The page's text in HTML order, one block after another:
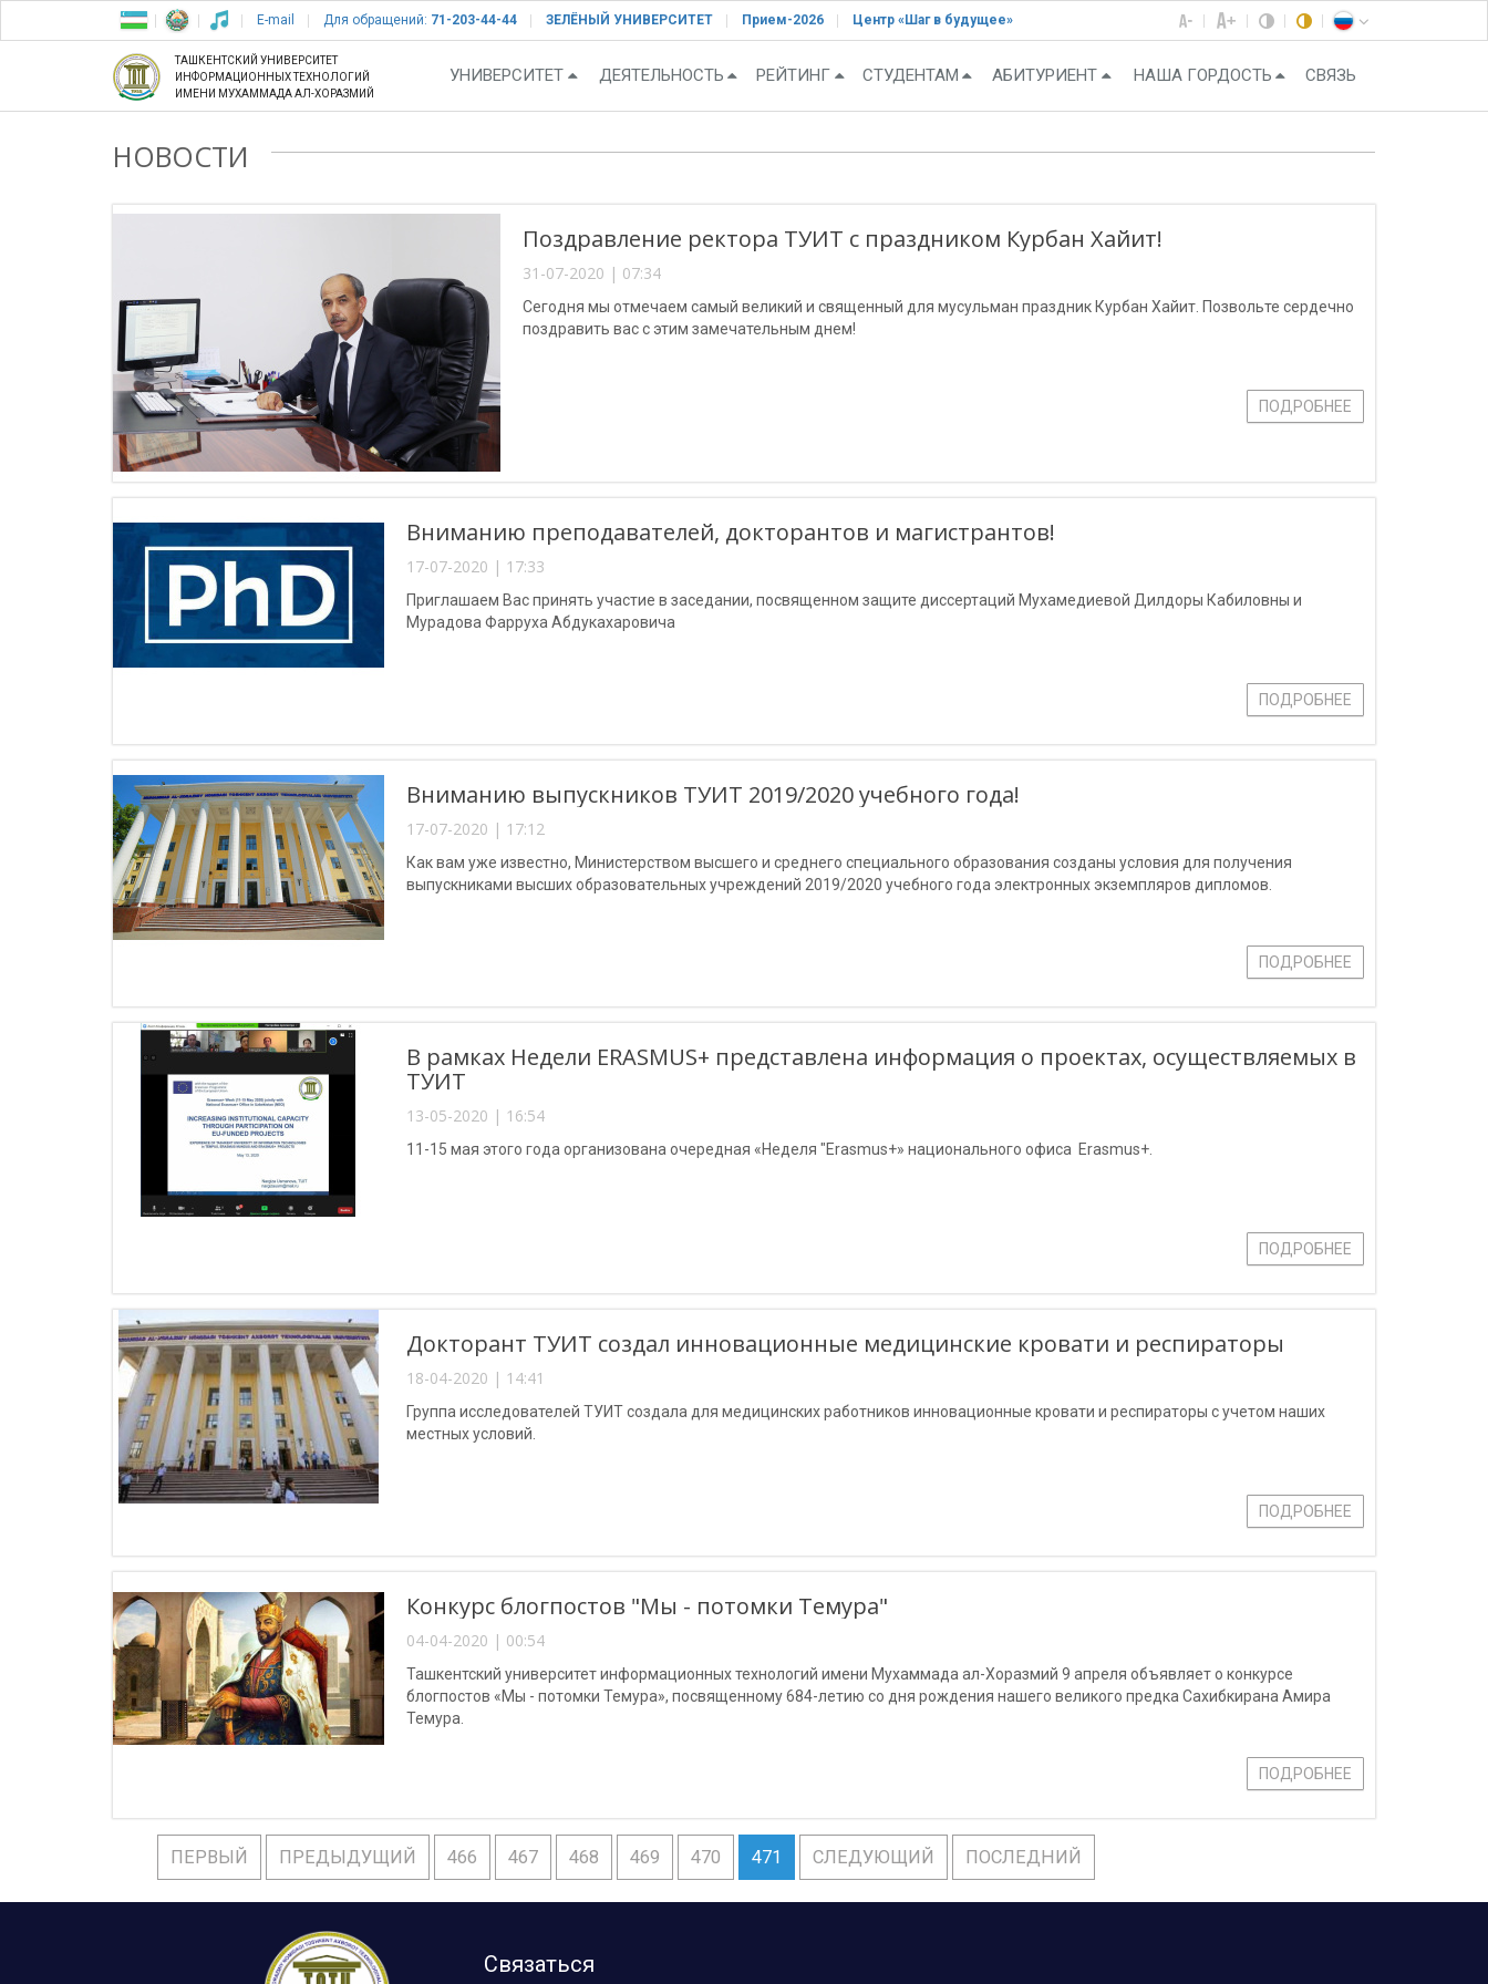
E-mail Для обращений: 71-203-44-44 ЗЕЛЁНЫЙ УНИВЕРСИТЕТ Прием-2026 Центр «Шаг в будущее»
ТАШКЕНТСКИЙ УНИВЕРСИТЕТ
ИНФОРМАЦИОННЫХ ТЕХНОЛОГИЙ
ИМЕНИ МУХАММАДА АЛ-ХОРАЗМИЙ
УНИВЕРСИТЕТ ДЕЯТЕЛЬНОСТЬ РЕЙТИНГ СТУДЕНТАМ АБИТУРИЕНТ НАША ГОРДОСТЬ СВЯЗЬ
НОВОСТИ
Поздравление ректора ТУИТ с праздником Курбан Хайит!
31-07-2020 | 07:34
Сегодня мы отмечаем самый великий и священный для мусульман праздник Курбан Хайит. Позвольте сердечно
поздравить вас с этим замечательным днем!
ПОДРОБНЕЕ
Вниманию преподавателей, докторантов и магистрантов!
17-07-2020 | 17:33
Приглашаем Вас принять участие в заседании, посвященном защите диссертаций Мухамедиевой Дилдоры Кабиловны и
Мурадова Фарруха Абдукахаровича
ПОДРОБНЕЕ
Вниманию выпускников ТУИТ 2019/2020 учебного года!
17-07-2020 | 17:12
Как вам уже известно, Министерством высшего и среднего специального образования созданы условия для получения
выпускниками высших образовательных учреждений 2019/2020 учебного года электронных экземпляров дипломов.
ПОДРОБНЕЕ
В рамках Недели ERASMUS+ представлена информация о проектах, осуществляемых в
ТУИТ
13-05-2020 | 16:54
11-15 мая этого года организована очередная «Неделя "Erasmus+» национального офиса Erasmus+.
ПОДРОБНЕЕ
Докторант ТУИТ создал инновационные медицинские кровати и респираторы
18-04-2020 | 14:41
Группа исследователей ТУИТ создала для медицинских работников инновационные кровати и респираторы с учетом наших
местных условий.
ПОДРОБНЕЕ
Конкурс блогпостов "Мы - потомки Темура"
04-04-2020 | 00:54
Ташкентский университет информационных технологий имени Мухаммада ал-Хоразмий 9 апреля объявляет о конкурсе
блогпостов «Мы - потомки Темура», посвященному 684-летию со дня рождения нашего великого предка Сахибкирана Амира
Темура.
ПОДРОБНЕЕ
ПЕРВЫЙ ПРЕДЫДУЩИЙ 466 467 468 469 470 471 СЛЕДУЮЩИЙ ПОСЛЕДНИЙ
Связаться